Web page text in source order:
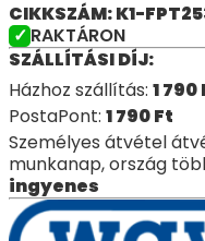
CIKKSZÁM: K1-
RAKTÁRON
SZÁLLÍTÁSI DÍJ:
Házhoz szállítás: 1 790
PostaPont: 1 790Ft
Személyes átvétel
munkanap, ország
ingyenes